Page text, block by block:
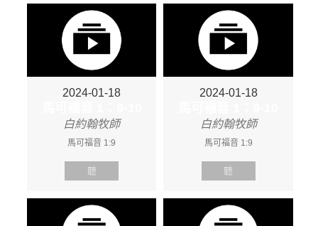
2024-01-18
白約翰牧師
馬可福音 1:9
聽
2024-01-18
白約翰牧師
馬可福音 1:9
聽